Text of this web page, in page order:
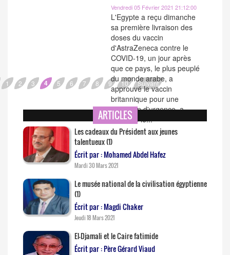
Vendredi 05 Février 2021 21:12:00
L'Egypte a reçu dimanche
sa première livraison des
doses du vaccin
d'AstraZeneca contre le
COVID-19, un jour après
que ce pays, le plus peuplé
du monde arabe, a
approuvé le vaccin
britannique pour une
utilisation d'urgence, a
rapporté le...
1 2 3 4 5 6 7 8 9 10 Suivant
ARTICLES
Les cadeaux du Président aux jeunes
talentueux (1)
Écrit par : Mohamed Abdel Hafez
Mardi 30 Mars 2021
Le musée national de la civilisation égyptienne
(1)
Écrit par : Magdi Chaker
Jeudi 18 Mars 2021
El-Djamali et le Caire fatimide
Écrit par : Père Gérard Viaud